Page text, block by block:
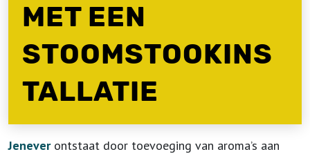
MET EEN
STOOMSTOOKINS
TALLATIE
Jeneverontstaat door toevoeging van aroma’s aan